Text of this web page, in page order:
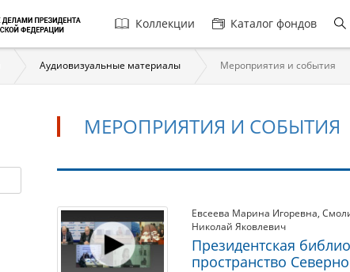
Главная
навигация
Коллекции Каталог фондов
Аудиовизуальные материалы Мероприятия и события
МЕРОПРИЯТИЯ И СОБЫТИЯ
Мероприятия
и
события
Евсеева Марина Игоревна,
Николай Яковлевич
Президентская
пространство